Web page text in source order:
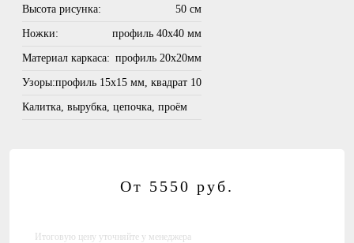
Высота рисунка: 50 см
Ножки: профиль 40х40 мм
Материал каркаса: профиль 20х20мм
Узоры:профиль 15х15 мм, квадрат 10
Калитка, вырубка, цепочка, проём
От 5550 руб.
Итоговую цену уточняйте у менеджера